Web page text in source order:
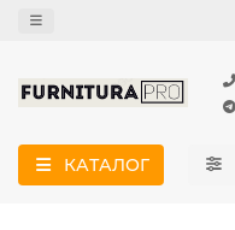
КАТАЛОГ